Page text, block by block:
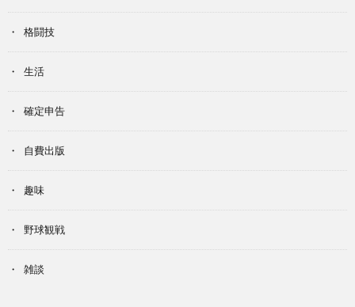
格闘技
生活
確定申告
自費出版
趣味
野球観戦
雑談